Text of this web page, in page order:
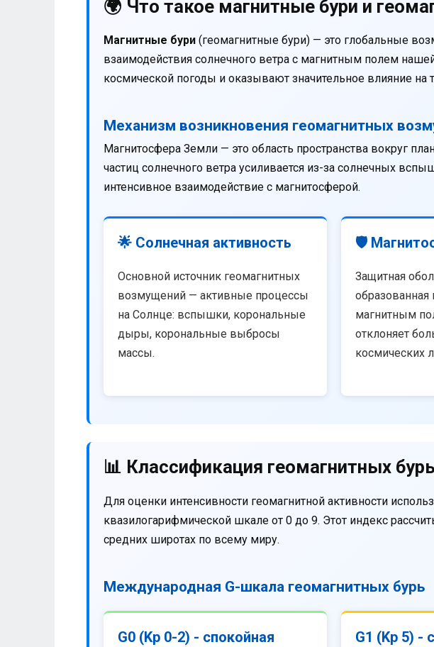
🌍 Что такое магнитные бури и
Магнитные бури (геомагнитные бури) — это глобальные
взаимодействия солнечного ветра с магнитным полем
космической погоды и оказывают значительное влияние на
Механизм возникновения геомагнитных
Магнитосфера Земли — это область пространства вокруг
частиц солнечного ветра усиливается из-за солнечных
интенсивное взаимодействие с магнитосферой.
🌟 Солнечная активность
Основной источник геомагнитных
возмущений — активные процессы
на Солнце: вспышки, корональные
дыры, корональные выбросы
массы.
🛡️
Защитная
магнитным
отклоняет
космических
📊 Классификация геомагнитных
Для оценки интенсивности геомагнитной активности
квазилогарифмической шкале от 0 до 9. Этот индекс
средних широтах по всему миру.
Международная G-шкала геомагнитных бурь
G0 (Kp 0-2) - спокойная
G1 (Kp 5) -